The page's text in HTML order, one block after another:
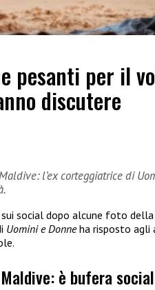
pesanti per il
discutere
l’ex corteggiatrice di
social dopo alcune foto della
Uomini e Donneha risposto agli
è bufera social